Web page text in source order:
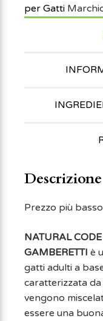
per Gatti
Descrizione
Prezzo più
NATURAL
GAMBERETTI è
gatti adulti a
caratterizzata
vengono
essere una